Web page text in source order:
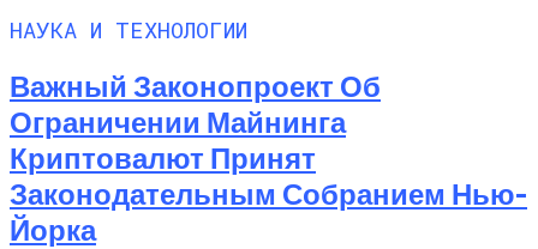
НАУКА И ТЕХНОЛОГИИ
Важный Законопроект Об
Ограничении Майнинга
Криптовалют Принят
Законодательным Собранием Нью-
Йорка